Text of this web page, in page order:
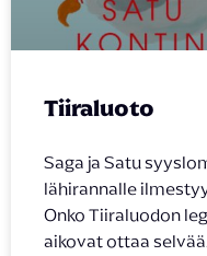
Tiiraluoto
Saga ja Satu
lähirannalle
Onko Tiiraluodon
aikovat ottaa